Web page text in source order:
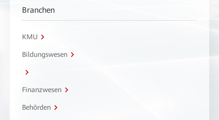
Branchen
KMU
Bildungswesen
Finanzwesen
Behörden